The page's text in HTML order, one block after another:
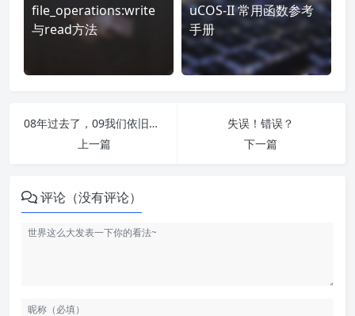
file_operations:write
与read方法
uCOS-II 常用函数参考
手册
08年过去了，09我们依旧单身着
上一篇
失误！错误？
下一篇
评论（没有评论）